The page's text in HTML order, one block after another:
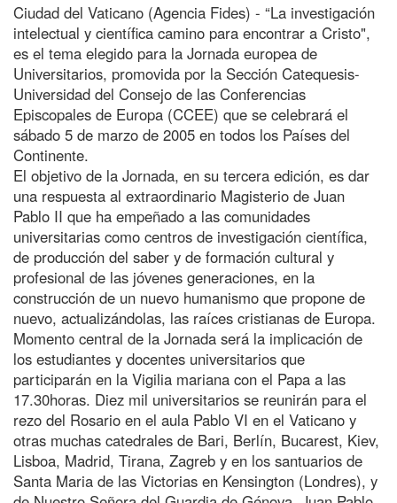
Ciudad del Vaticano (Agencia Fides) - “La investigación
intelectual y científica camino para encontrar a Cristo",
es el tema elegido para la Jornada europea de
Universitarios, promovida por la Sección Catequesis-
Universidad del Consejo de las Conferencias
Episcopales de Europa (CCEE) que se celebrará el
sábado 5 de marzo de 2005 en todos los Países del
Continente.
El objetivo de la Jornada, en su tercera edición, es dar
una respuesta al extraordinario Magisterio de Juan
Pablo II que ha empeñado a las comunidades
universitarias como centros de investigación científica,
de producción del saber y de formación cultural y
profesional de las jóvenes generaciones, en la
construcción de un nuevo humanismo que propone de
nuevo, actualizándolas, las raíces cristianas de Europa.
Momento central de la Jornada será la implicación de
los estudiantes y docentes universitarios que
participarán en la Vigilia mariana con el Papa a las
17.30horas. Diez mil universitarios se reunirán para el
rezo del Rosario en el aula Pablo VI en el Vaticano y
otras muchas catedrales de Bari, Berlín, Bucarest, Kiev,
Lisboa, Madrid, Tirana, Zagreb y en los santuarios de
Santa Maria de las Victorias en Kensington (Londres), y